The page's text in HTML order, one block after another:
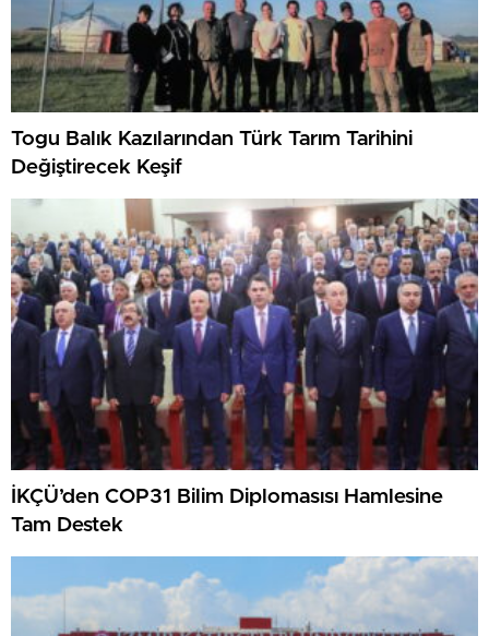
Togu Balık Kazılarından Türk Tarım Tarihini
Değiştirecek Keşif
İKÇÜ’den COP31 Bilim Diplomasısı Hamlesine
Tam Destek